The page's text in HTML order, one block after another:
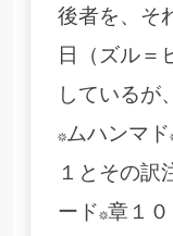
後者を、そ
日（ズル＝
しているが
*ムハンマ
１とその訳
ード*章１